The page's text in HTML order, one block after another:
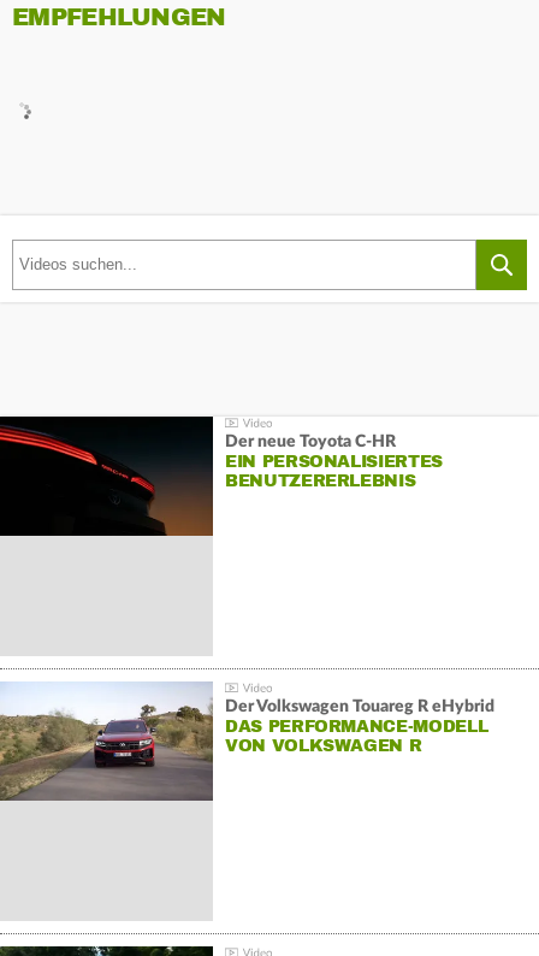
EMPFEHLUNGEN
Der neue Toyota C-HR
EIN PERSONALISIERTES
BENUTZERERLEBNIS
Der Volkswagen Touareg R eHybrid
DAS PERFORMANCE-MODELL
VON VOLKSWAGEN R